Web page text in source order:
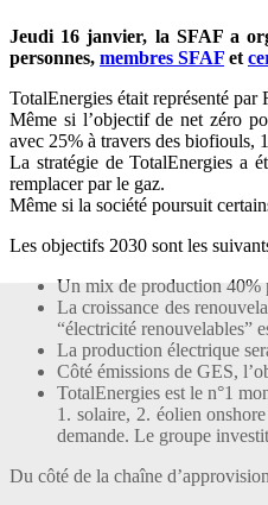
Jeudi 16 janvier, la SFAF a
personnes, membres SFAF et
TotalEnergies était représenté
Même si l’objectif de net zéro
avec 25% à travers des biofiouls,
La stratégie de TotalEnergies a
remplacer par le gaz.
Même si la société poursuit
Les objectifs 2030 sont les
Un mix de production 40%
La croissance des
“électricité renouvelables”
La production électrique
Côté émissions de GES,
TotalEnergies est le n°1
1. solaire, 2. éolien
demande. Le groupe
Du côté de la chaîne